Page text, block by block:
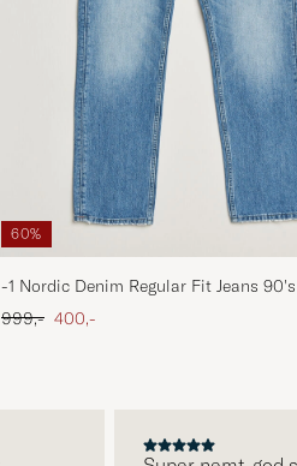
60%
-1 Nordic Denim Regular Fit Jeans
Ordinary pris
999,- Nedsat pris
400,-